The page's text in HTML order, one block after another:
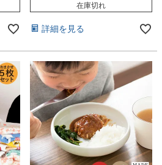
在庫切れ
詳細を見る